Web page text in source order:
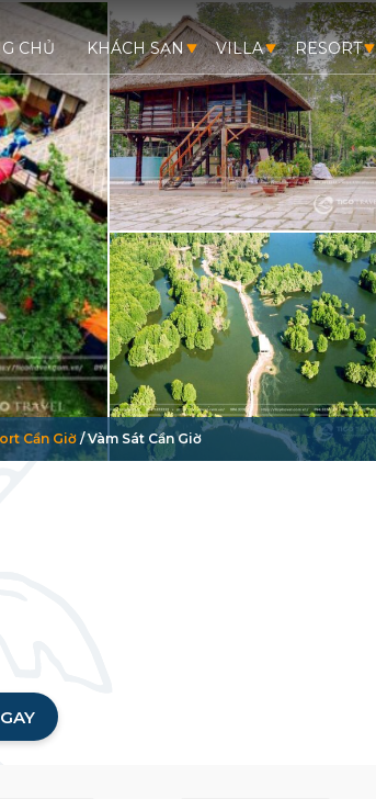
CHỦ KHÁCH SẠN VILLA RESORT
Cần Giờ/Vàm Sát Cần Giờ